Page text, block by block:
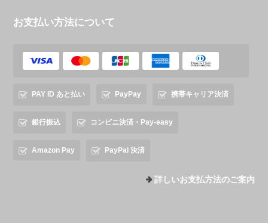
お支払い方法について
PAY ID あと払い PayPay 携帯キャリア決済
銀行振込 コンビニ決済・Pay-easy
Amazon Pay PayPal 決済
詳しいお支払方法のご案内